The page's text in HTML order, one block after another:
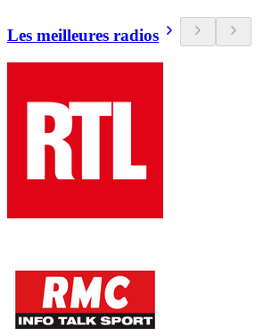
Les meilleures radios